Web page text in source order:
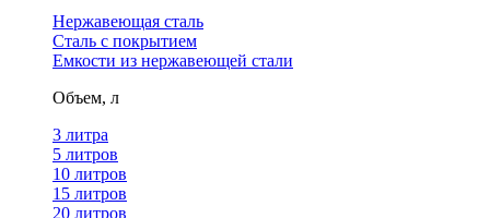
Нержавеющая сталь
Сталь с покрытием
Емкости из нержавеющей стали
Объем, л
3 литра
5 литров
10 литров
15 литров
20 литров